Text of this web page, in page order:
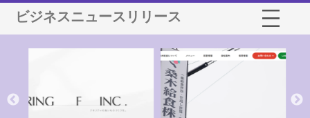
ビジネスニュースリリース